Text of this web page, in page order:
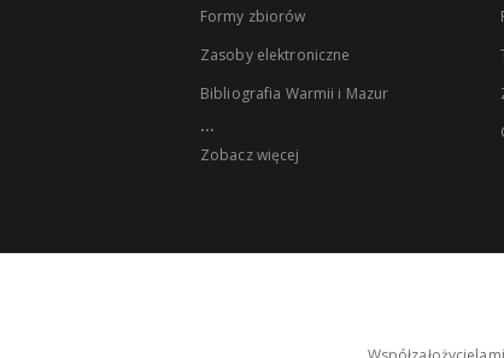
Formy zbiorów
Zasoby elektroniczne
Bibliografia Warmii i Mazur
...
Zobacz więcej